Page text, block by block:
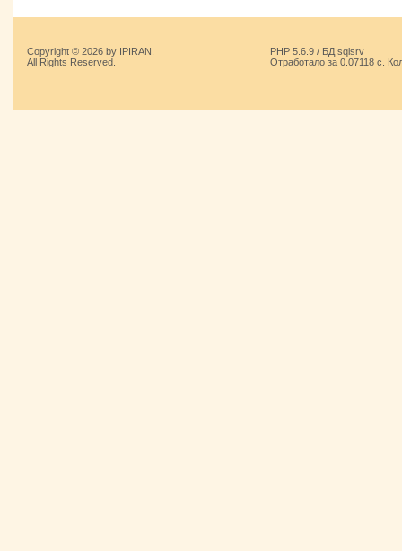
Copyright © 2026 by IPIRAN.
All Rights Reserved.
PHP 5.6.9 / БД sqlsrv
Отработало за 0.07118 с.